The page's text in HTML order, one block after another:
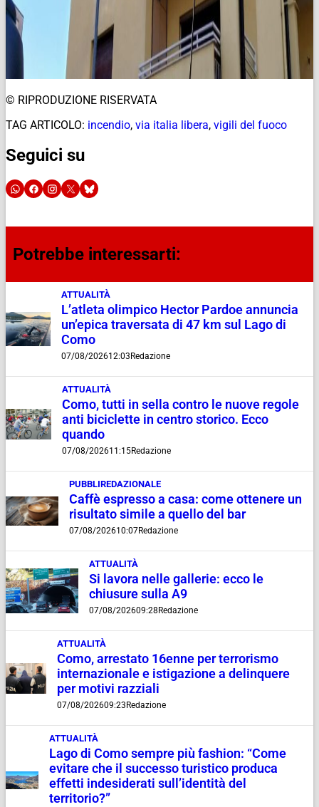
© RIPRODUZIONE RISERVATA
TAG ARTICOLO: incendio, via italia libera, vigili del fuoco
Seguici su
Potrebbe interessarti:
ATTUALITÀ
L’atleta olimpico Hector Pardoe annuncia
un’epica traversata di 47 km sul Lago di
Como
07/08/202612:03 Redazione
ATTUALITÀ
Como, tutti in sella contro le nuove regole
anti biciclette in centro storico. Ecco
quando
07/08/202611:15Redazione
PUBBLIREDAZIONALE
Caffè espresso a casa: come ottenere un
risultato simile a quello del bar
07/08/202610:07Redazione
ATTUALITÀ
Si lavora nelle gallerie: ecco le
chiusure sulla A9
07/08/202609:28 Redazione
ATTUALITÀ
Como, arrestato 16enne per terrorismo
internazionale e istigazione a delinquere
per motivi razziali
07/08/202609:23 Redazione
ATTUALITÀ
Lago di Como sempre più fashion: “Come
evitare che il successo turistico produca
effetti indesiderati sull’identità del
territorio?”